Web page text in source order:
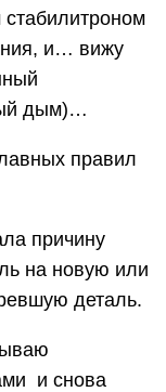
и… вижу
дым)…
правил
причину
на новую или
деталь.
и снова